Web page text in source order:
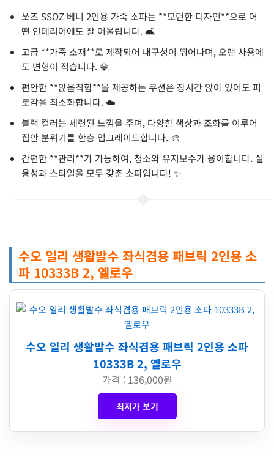
쏘즈 SSOZ 베니 2인용 가죽 소파는 **모던한 디자인**으로 어
떤 인테리어에도 잘 어울립니다. 🛋️
고급 **가죽 소재**로 제작되어 내구성이 뛰어나며, 오랜 사용에
도 변형이 적습니다. 💎
편안한 **앉음직함**을 제공하는 쿠션은 장시간 앉아 있어도 피
로감을 최소화합니다. ☁️
블랙 컬러는 세련된 느낌을 주며, 다양한 색상과 조화를 이루어
집안 분위기를 한층 업그레이드합니다. 🎨
간편한 **관리**가 가능하여, 청소와 유지보수가 용이합니다. 실
용성과 스타일을 모두 갖춘 소파입니다! ✨
수오 일리 생활발수 좌식겸용 패브릭 2인용 소
파 10333B 2, 옐로우
수오 일리 생활발수 좌식겸용 패브릭 2인용 소파
10333B 2, 옐로우
가격 : 136,000원
최저가 보기